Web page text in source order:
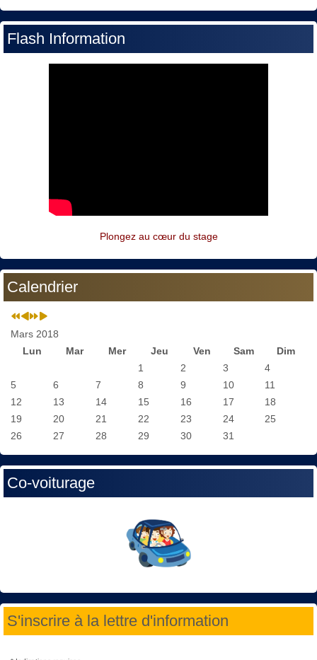
Flash Information
Plongez au cœur du stage
Calendrier
Mars 2018
Lun
Mar Mer Jeu Ven Sam
Dim
1
2 3
4
5
6 7 8 9 10
11
12
13 14 15 16 17
18
19
20 21 22 23 24
25
26
27 28 29 30 31
Co-voiturage
S'inscrire à la lettre d'information